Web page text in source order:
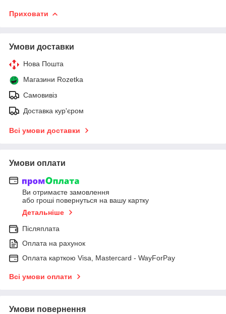
Приховати
Умови доставки
Нова Пошта
Магазини Rozetka
Самовивіз
Доставка кур'єром
Всі умови доставки
Умови оплати
Ви отримаєте замовлення
або гроші повернуться на вашу картку
Детальніше
Післяплата
Оплата на рахунок
Оплата карткою Visa, Mastercard - WayForPay
Всі умови оплати
Умови повернення